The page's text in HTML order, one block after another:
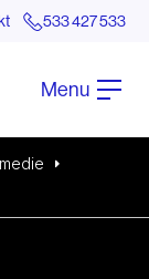
533 427 533
Menu